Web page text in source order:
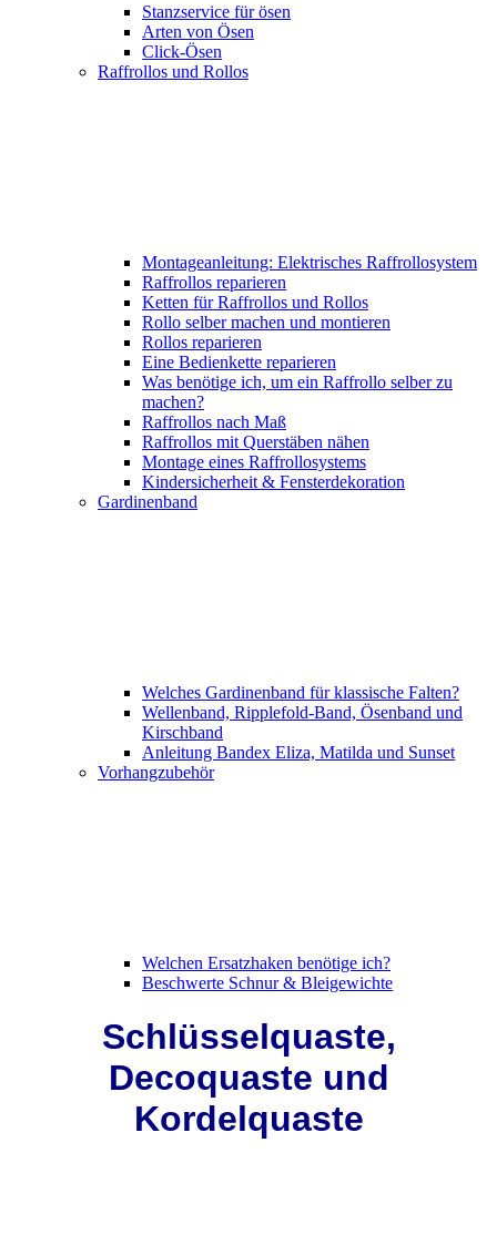
Stanzservice für ösen
Arten von Ösen
Click-Ösen
Raffrollos und Rollos
Montageanleitung: Elektrisches Raffrollosystem
Raffrollos reparieren
Ketten für Raffrollos und Rollos
Rollo selber machen und montieren
Rollos reparieren
Eine Bedienkette reparieren
Was benötige ich, um ein Raffrollo selber zu
machen?
Raffrollos nach Maß
Raffrollos mit Querstäben nähen
Montage eines Raffrollosystems
Kindersicherheit & Fensterdekoration
Gardinenband
Welches Gardinenband für klassische Falten?
Wellenband, Ripplefold-Band, Ösenband und
Kirschband
Anleitung Bandex Eliza, Matilda und Sunset
Vorhangzubehör
Welchen Ersatzhaken benötige ich?
Beschwerte Schnur & Bleigewichte
Schlüsselquaste,
Decoquaste und
Kordelquaste